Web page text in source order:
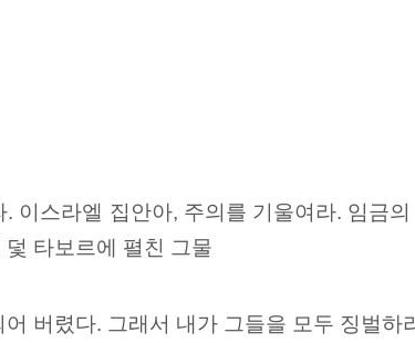
이스라엘 집안아, 주의를 기울여라. 임금
덫 타보르에 펼친 그물
버렸다. 그래서 내가 그들을 모두 징벌하